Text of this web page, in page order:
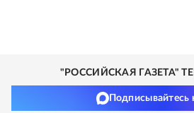
"РОССИЙСКАЯ ГАЗЕТА"
Подписывайтесь